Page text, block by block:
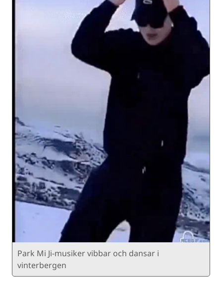
Park Mi Ji-musiker vibbar och dansar i
vinterbergen